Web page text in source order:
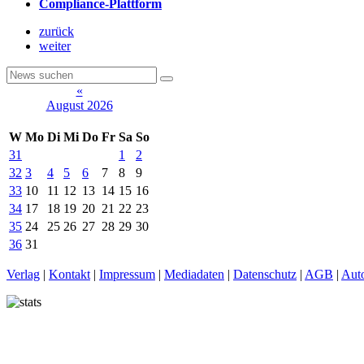
Compliance-Plattform
zurück
weiter
«
August 2026
W Mo Di Mi Do Fr Sa So
31
1
2
32 3 4 5 6 7 8
9
33 10 11 12 13 14 15 16
34 17 18 19 20 21 22 23
35 24 25 26 27 28 29 30
36 31
Verlag | Kontakt | Impressum | Mediadaten | Datenschutz | AGB |